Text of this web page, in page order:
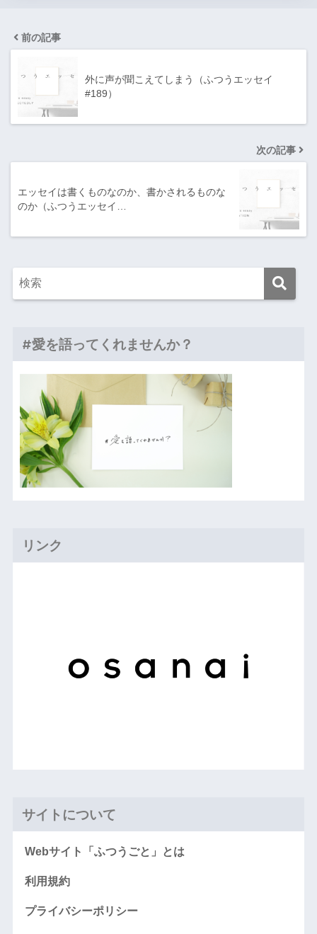
前の記事
外に声が聞こえてしまう（ふつうエッセイ
#189）
次の記事
エッセイは書くものなのか、書かされるものな
のか（ふつうエッセイ…
#愛を語ってくれませんか？
リンク
サイトについて
Webサイト「ふつうごと」とは
利用規約
プライバシーポリシー